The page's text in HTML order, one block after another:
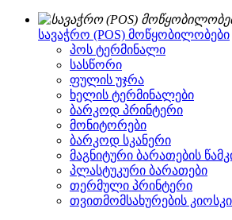
სავაჭრო (POS) მოწყობილობები
პოს ტერმინალი
სასწორი
ფულის უჯრა
ხელის ტერმინალები
ბარკოდ პრინტერი
მონიტორები
ბარკოდ სკანერი
მაგნიტური ბარათების
პლასტუკური ბარათები
თერმული პრინტერი
თვითმომსახურების კიოსკი